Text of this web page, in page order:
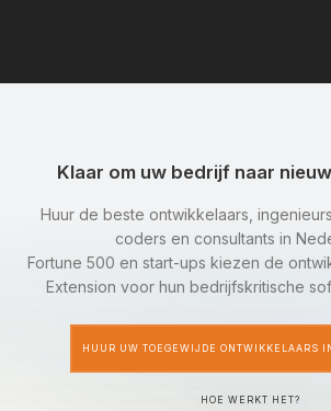
Klaar om uw bedrijf naar
Huur de beste ontwikkelaars,
coders en consultants in
Fortune 500 en start-ups kiezen de
Extension voor hun bedrijfskritische
HUUR UW TOEGEWIJDE ONTWIKKELAARS
HOE WERKT HET?